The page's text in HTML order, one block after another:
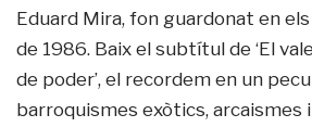
Eduard Mira, fon guardonat en
de 1986. Baix el subtítul de ‘El
de poder’, el recordem en un
barroquismes exòtics, arcaismes i